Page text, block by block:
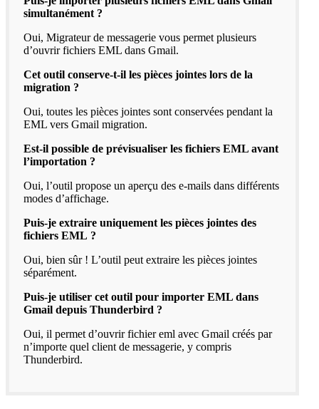
simultanément ?
Oui, Migrateur de messagerie vous permet plusieurs
d’ouvrir fichiers EML dans Gmail.
Cet outil conserve-t-il les pièces jointes lors de la
migration ?
Oui, toutes les pièces jointes sont conservées pendant la
EML vers Gmail migration.
Est-il possible de prévisualiser les fichiers EML avant
l’importation ?
Oui, l’outil propose un aperçu des e-mails dans différents
modes d’affichage.
Puis-je extraire uniquement les pièces jointes des
fichiers EML ?
Oui, bien sûr ! L’outil peut extraire les pièces jointes
séparément.
Puis-je utiliser cet outil pour importer EML dans
Gmail depuis Thunderbird ?
Oui, il permet d’ouvrir fichier eml avec Gmail créés par
n’importe quel client de messagerie, y compris
Thunderbird.